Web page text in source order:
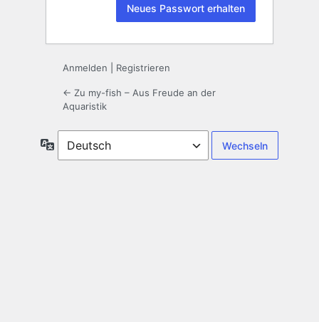
Anmelden Registrieren
← Zu my-fish – Aus Freude an der
Aquaristik
Sprache